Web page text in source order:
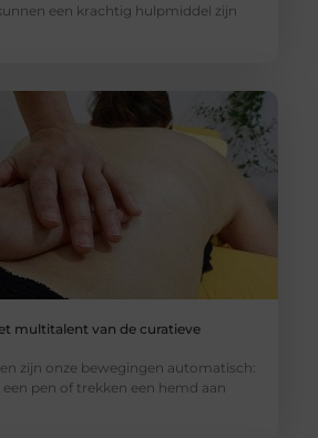
een krachtig hulpmiddel zijn
multitalent van de curatieve
zijn onze bewegingen automatisch:
pen of trekken een hemd aan